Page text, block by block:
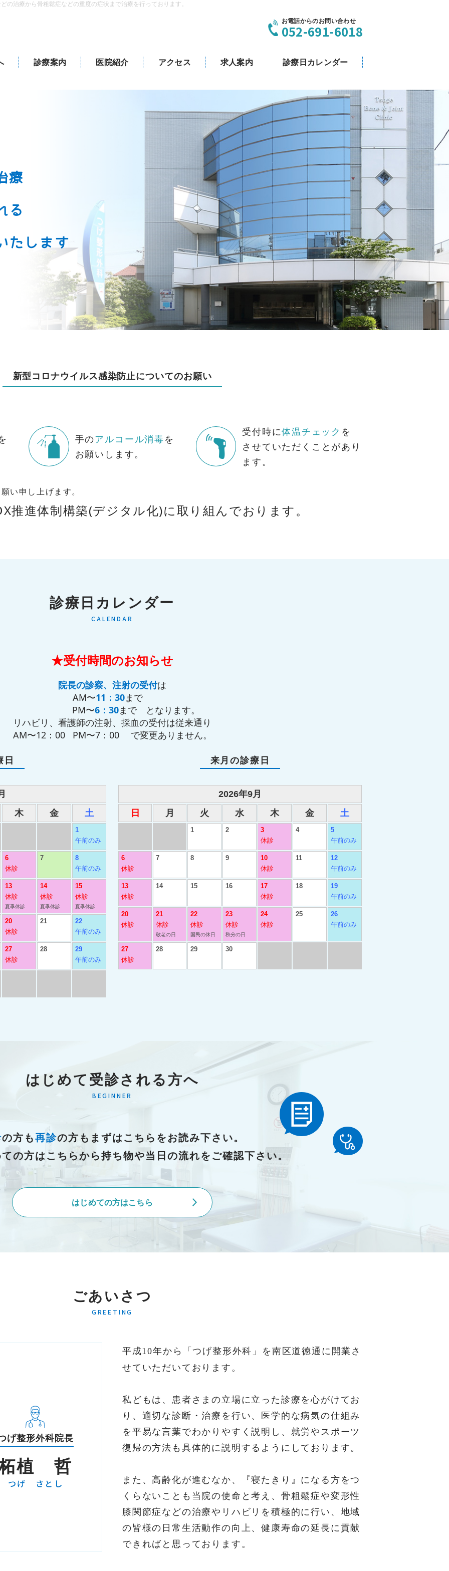
の治療から骨粗鬆症などの重度の症状まで治療を行っております。
お電話からのお問い合わせ
052-691-6018
診療案内 医院紹介 アクセス 求人案内 診療日カレンダー
療
る
たします
新型コロナウイルス感染防止についてのお願い
手のアルコール消毒を
お願いします。
受付時に体温チェック を
させていただくことがあり
ます。
い申し上げます。
推進体制構築(デジタル化)に取り組んでおります。
診療日カレンダー
CALENDAR
★受付時間のお知らせ
院長の診察、注射の受付は
AM〜11：30まで
PM〜6：30まで となります。
リハビリ、看護師の注射、採血の受付は従来通り
AM〜12：00 PM〜7：00 で変更ありません。
日 来月の診療日
はじめて受診される方へ
BEGINNER
の方も再診の方もまずはこちらをお読み下さい。
の方はこちらから持ち物や当日の流れをご確認下さい。
はじめての方はこちら
ごあいさつ
GREETING
げ整形外科院長
植 哲
つげ さとし
平成10年から「つげ整形外科」を南区道徳通に開業さ
せていただいております。
私どもは、患者さまの立場に立った診療を心がけてお
り、適切な診断・治療を行い、医学的な病気の仕組み
を平易な言葉でわかりやすく説明し、就労やスポーツ
復帰の方法も具体的に説明するようにしております。
また、高齢化が進むなか、『寝たきり』になる方をつ
くらないことも当院の使命と考え、骨粗鬆症や変形性
膝関節症などの治療やリハビリを積極的に行い、地域
の皆様の日常生活動作の向上、健康寿命の延長に貢献
できればと思っております。